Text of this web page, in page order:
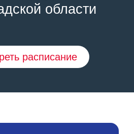
области
расписание